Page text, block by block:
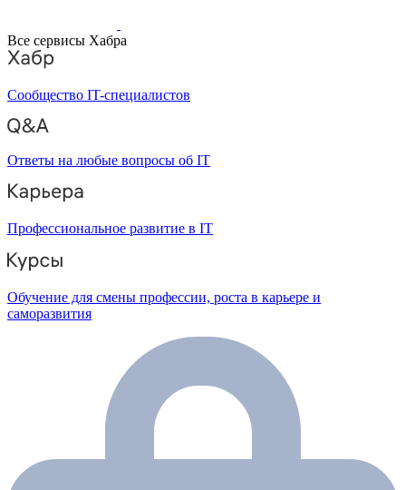
Все сервисы Хабра
Сообщество IT-специалистов
Ответы на любые вопросы об IT
Профессиональное развитие в IT
Обучение для смены профессии, роста в карьере и
саморазвития